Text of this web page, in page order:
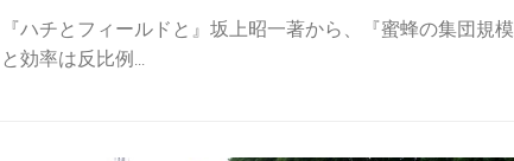
『ハチとフィールドと』坂上昭一著から、『蜜蜂の集団規模
と効率は反比例...